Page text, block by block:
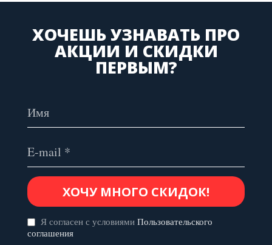
ХОЧЕШЬ УЗНАВАТЬ ПРО
АКЦИИ И СКИДКИ
ПЕРВЫМ?
Я согласен с условиями Пользовательского
соглашения